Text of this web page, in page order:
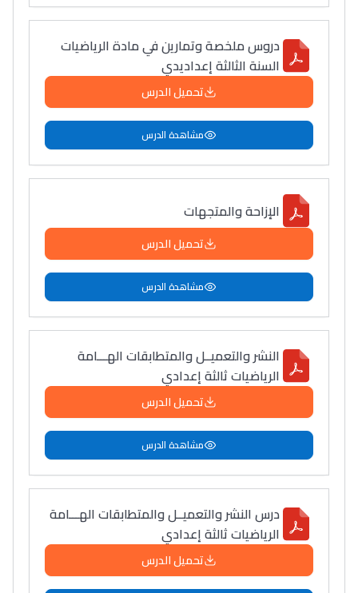
دروس ملخصة وتمارين في مادة الرياضيات
السنة الثالثة إعداديدي
تحميل الدرس
مشاهدة الدرس
الإزاحة والمتجهات
تحميل الدرس
مشاهدة الدرس
النشر والتعميــل والمتطابقات الهـــامة
الرياضيات ثالثة إعدادي
تحميل الدرس
مشاهدة الدرس
درس النشر والتعميــل والمتطابقات الهـــامة
الرياضيات ثالثة إعدادي
تحميل الدرس